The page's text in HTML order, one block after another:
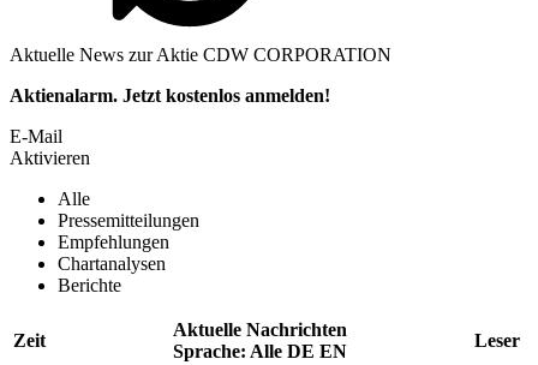
Aktuelle News zur Aktie CDW CORPORATION
Aktienalarm. Jetzt kostenlos anmelden!
E-Mail
Aktivieren
Alle
Pressemitteilungen
Empfehlungen
Chartanalysen
Berichte
Zeit
Aktuelle Nachrichten
Sprache: Alle DE EN
Leser